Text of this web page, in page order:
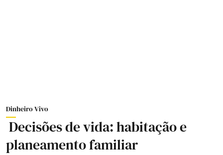
Dinheiro Vivo
Decisões de vida: habitação e
planeamento familiar